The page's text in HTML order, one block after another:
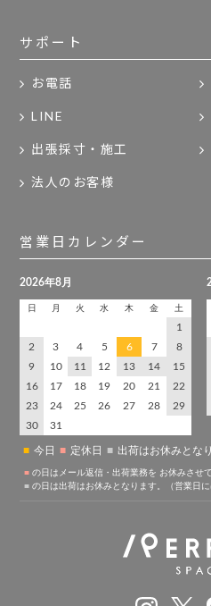
サポート
お電話
LINE
出張採寸・施工
法人のお客様
営業日カレンダー